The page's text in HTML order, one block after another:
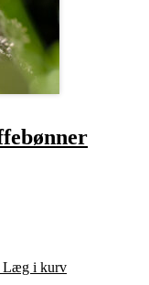
Læg i kurv